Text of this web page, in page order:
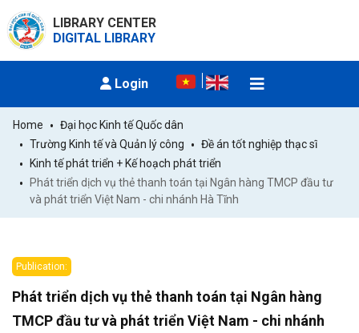
LIBRARY CENTER
DIGITAL LIBRARY
Login
Home
Đại học Kinh tế Quốc dân
Trường Kinh tế và Quản lý công
Đề án tốt nghiệp thạc sĩ
Kinh tế phát triển + Kế hoạch phát triển
Phát triển dịch vụ thẻ thanh toán tại Ngân hàng TMCP đầu tư
và phát triển Việt Nam - chi nhánh Hà Tĩnh
Publication:
Phát triển dịch vụ thẻ thanh toán tại Ngân hàng
TMCP đầu tư và phát triển Việt Nam - chi nhánh